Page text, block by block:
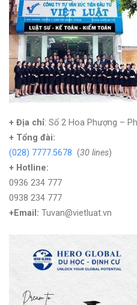
+ Địa chỉ: Số 2 Hoa Phượng –
+ Tổng đài:
(028) 7777.5678 (30 lines)
+ Hotline:
0936 234 777
0938 234 777
+Email: Tuvan@vietluat.vn